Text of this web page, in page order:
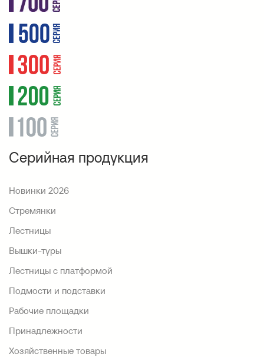
Серийная продукция
Новинки 2026
Стремянки
Лестницы
Вышки-туры
Лестницы с платформой
Подмости и подставки
Рабочие площадки
Принадлежности
Хозяйственные товары